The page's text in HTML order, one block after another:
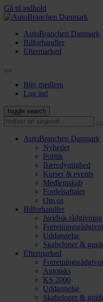
Gå til indhold
AutoBranchen Danmark
Bilforhandler
Eftermarked
Bliv medlem
Log ind
toggle search
AutoBranchen Danmark
Nyheder
Politik
Bæredygtighed
Kurser & events
Medlemskab
Fordelsaftaler
Om os
Bilforhandler
Juridisk rådgivning
Uddannelse
Skabeloner &
Eftermarked
Autotaks
KS 2000
Uddannelse
Skabeloner &